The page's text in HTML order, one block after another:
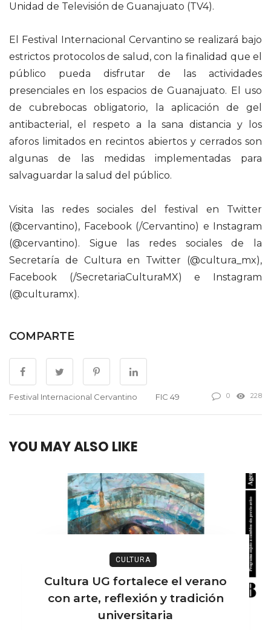
Unidad de Televisión de Guanajuato (TV4).
El Festival Internacional Cervantino se realizará bajo
estrictos protocolos de salud, con la finalidad que el
público pueda disfrutar de las actividades
presenciales en los espacios de Guanajuato. El uso
de cubrebocas obligatorio, la aplicación de gel
antibacterial, el respeto a la sana distancia y los
aforos limitados en recintos abiertos y cerrados son
algunas de las medidas implementadas para
salvaguardar la salud del público.
Visita las redes sociales del festival en Twitter
(@cervantino), Facebook (/Cervantino) e Instagram
(@cervantino). Sigue las redes sociales de la
Secretaría de Cultura en Twitter (@cultura_mx),
Facebook (/SecretariaCulturaMX) e Instagram
(@culturamx).
COMPARTE
Festival Internacional Cervantino FIC 49 0 228
YOU MAY ALSO LIKE
CULTURA
Cultura UG fortalece el verano
con arte, reflexión y tradición
universitaria